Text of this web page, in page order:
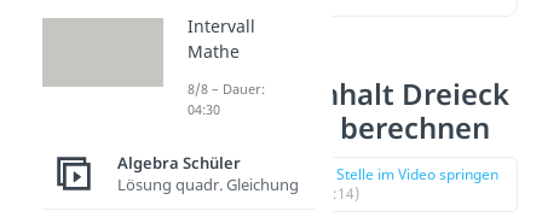
Flächeninhalt Dreieck
Vektoren berechnen
zur Stelle im Video springen
(00:14)
Intervall
Mathe
8/8 – Dauer:
04:30
Algebra Schüler
Lösung quadr. Gleichung